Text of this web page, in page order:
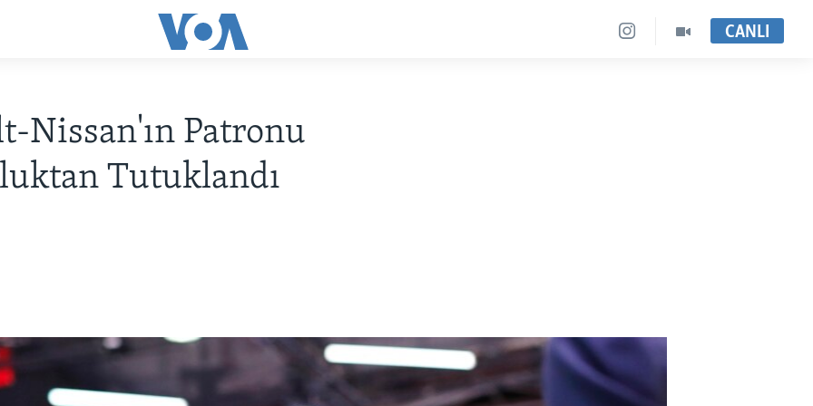
CANLI
Nissan'ın Patronu
Tutuklandı